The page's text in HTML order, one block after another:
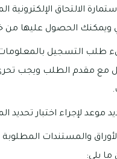
الالتحاق الإلكترونية
ويمكنك الحصول عليها من
طلب التسجيل بالمعلومات
مع مقدم الطلب ويجب تحري
موعد لإجراء اختبار تحديد
والمستندات
يلي: